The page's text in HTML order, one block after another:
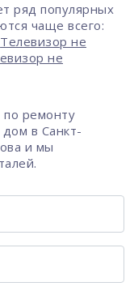
ряд популярных
чаще всего:
Телевизор не
не
ремонту
дом в Санкт-
и мы